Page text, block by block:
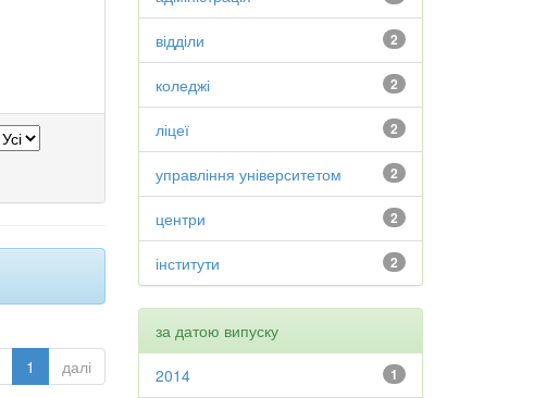
1 далі
2
відділи
2
коледжі
2
ліцеї
2
управління університетом
2
центри
2
інститути
за датою випуску
1
2014